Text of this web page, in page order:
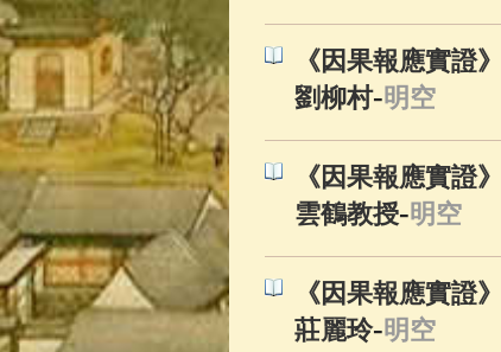
《因果報應實證
劉柳村-明空
《因果報應實證
雲鶴教授-明空
《因果報應實證
莊麗玲-明空